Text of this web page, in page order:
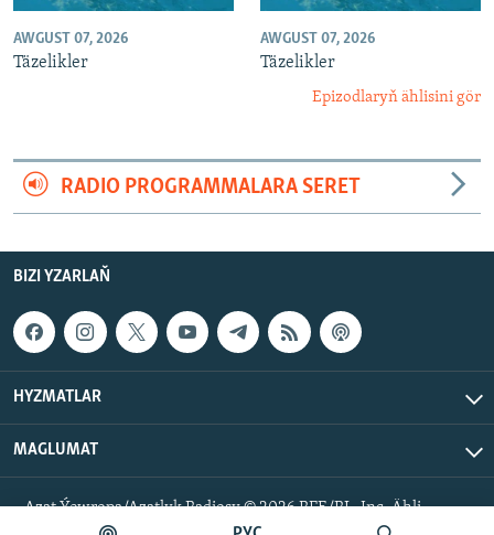
AWGUST 07, 2026
Täzelikler
AWGUST 07, 2026
Täzelikler
Epizodlaryň ählisini gör
RADIO PROGRAMMALARA SERET
BIZI YZARLAŇ
HYZMATLAR
MAGLUMAT
Azat Ýewropa/Azatlyk Radiosy © 2026 RFE/RL, Inc. Ähli
hukuklar goralan.